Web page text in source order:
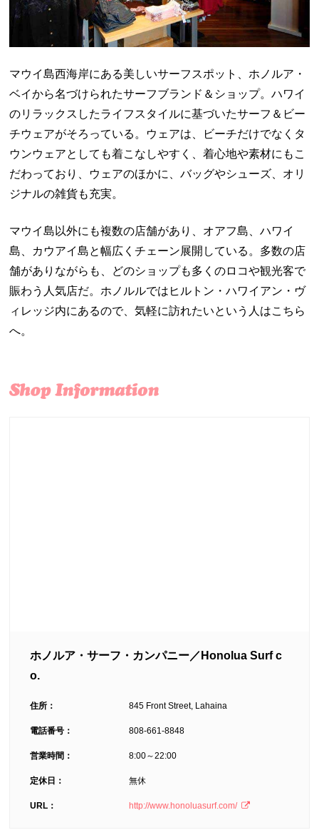
マウイ島西海岸にある美しいサーフスポット、ホノルア・
ベイから名づけられたサーフブランド＆ショップ。ハワイ
のリラックスしたライフスタイルに基づいたサーフ＆ビー
チウェアがそろっている。ウェアは、ビーチだけでなくタ
ウンウェアとしても着こなしやすく、着心地や素材にもこ
だわっており、ウェアのほかに、バッグやシューズ、オリ
ジナルの雑貨も充実。
マウイ島以外にも複数の店舗があり、オアフ島、ハワイ
島、カウアイ島と幅広くチェーン展開している。多数の店
舗がありながらも、どのショップも多くのロコや観光客で
賑わう人気店だ。ホノルルではヒルトン・ハワイアン・ヴ
ィレッジ内にあるので、気軽に訪れたいという人はこちら
へ。
ホノルア・サーフ・カンパニー／Honolua Surf c
o.
住所： 845 Front Street, Lahaina
電話番号： 808-661-8848
営業時間： 8:00～22:00
定休日： 無休
URL： http://www.honoluasurf.com/